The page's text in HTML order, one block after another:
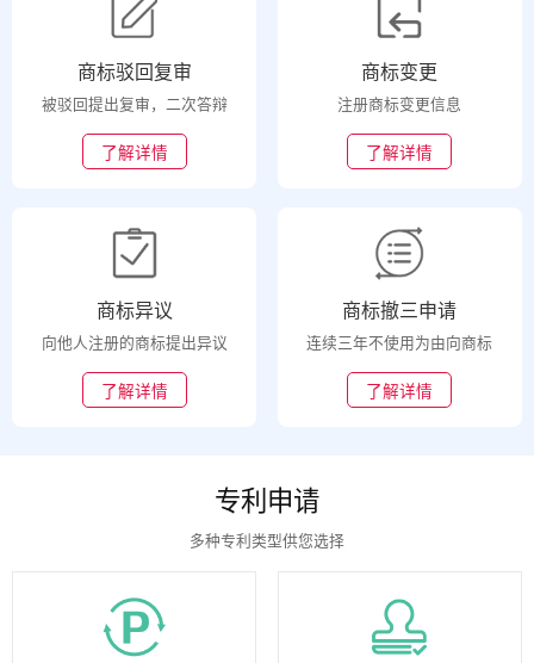
商标驳回复审
被驳回提出复审，二次答辩
了解详情
商标变更
注册商标变更信息
了解详情
商标异议
向他人注册的商标提出异议
了解详情
商标撤三申请
连续三年不使用为由向商标
了解详情
专利申请
多种专利类型供您选择